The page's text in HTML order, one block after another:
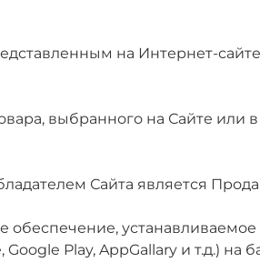
на Интернет-
выбранного на Сайте или
Сайта является
обеспечение,
Play, AppGallary и т.д.) на